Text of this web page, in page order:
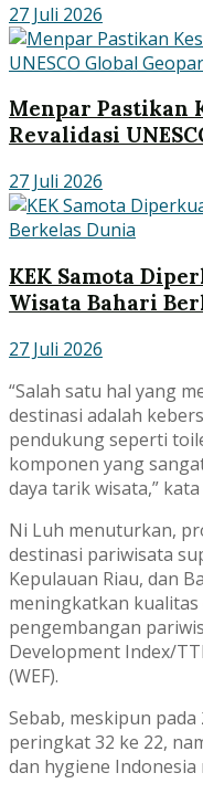
27 Juli 2026
Menpar Pastikan
Revalidasi
27 Juli 2026
KEK Samota
Wisata Bahari
27 Juli 2026
“Salah satu hal yang
destinasi adalah
pendukung seperti
komponen yang
daya tarik wisata,”
Ni Luh menuturkan,
destinasi pariwisata
Kepulauan Riau, dan
meningkatkan
pengembangan
Development Index/
(WEF).
Sebab, meskipun
peringkat 32 ke 22,
dan hygiene